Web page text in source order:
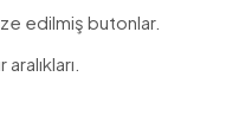
edilmiş butonlar.